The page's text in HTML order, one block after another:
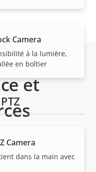
Camera
à la lumière,
en boîtier
Camera
dans la main avec
et
expert ?